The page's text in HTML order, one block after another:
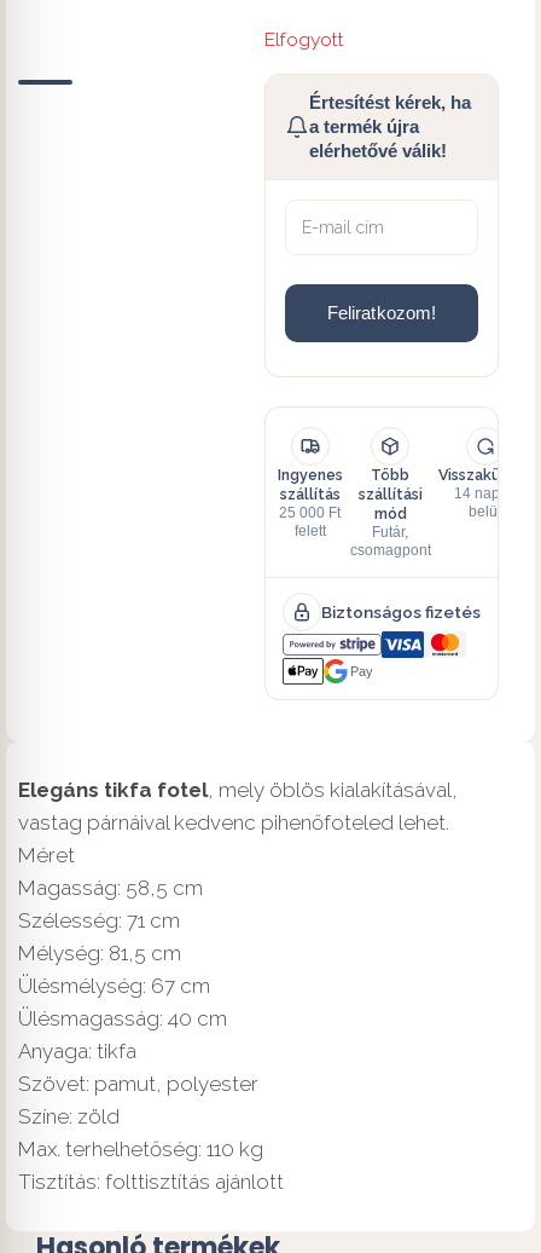
Elfogyott
Értesítést kérek, ha
a termék újra
elérhetővé válik!
Feliratkozom!
Ingyenes
szállítás
25 000 Ft
felett
Több
szállítási
mód
Futár,
csomagpont
Visszaküldés
14 napon
belül
Biztonságos fizetés
Pay
Elegáns tikfa fotel, mely öblös kialakításával,
vastag párnáival kedvenc pihenőfoteled lehet.
Méret
Magasság: 58,5 cm
Szélesség: 71 cm
Mélység: 81,5 cm
Ülésmélység: 67 cm
Ülésmagasság: 40 cm
Anyaga: tikfa
Szövet: pamut, polyester
Színe: zöld
Max. terhelhetőség: 110 kg
Tisztítás: folttisztítás ajánlott